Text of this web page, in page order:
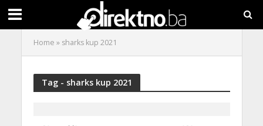
Home » sharks kup 2021
Tag - sharks kup 2021